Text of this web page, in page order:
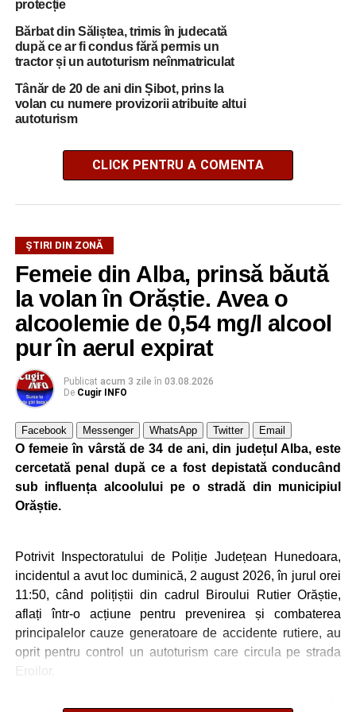
protecție
Bărbat din Săliștea, trimis în judecată
după ce ar fi condus fără permis un
tractor și un autoturism neînmatriculat
Tânăr de 20 de ani din Șibot, prins la
volan cu numere provizorii atribuite altui
autoturism
CLICK PENTRU A COMENTA
ŞTIRI DIN ZONĂ
Femeie din Alba, prinsă băută
la volan în Orăștie. Avea o
alcoolemie de 0,54 mg/l alcool
pur în aerul expirat
Publicat acum 3 zile în 03.08.2026
De Cugir INFO
Facebook Messenger WhatsApp Twitter Email
O femeie în vârstă de 34 de ani, din județul Alba, este
cercetată penal după ce a fost depistată conducând
sub influența alcoolului pe o stradă din municipiul
Orăștie.
Potrivit Inspectoratului de Poliție Județean Hunedoara,
incidentul a avut loc duminică, 2 august 2026, în jurul orei
11:50, când polițiștii din cadrul Biroului Rutier Orăștie,
aflați într-o acțiune pentru prevenirea și combaterea
principalelor cauze generatoare de accidente rutiere, au
oprit pentru control un autoturism care circula pe strada
Eroilor.
La volan se afla o femeie de 34 de ani, din județul Alba. În